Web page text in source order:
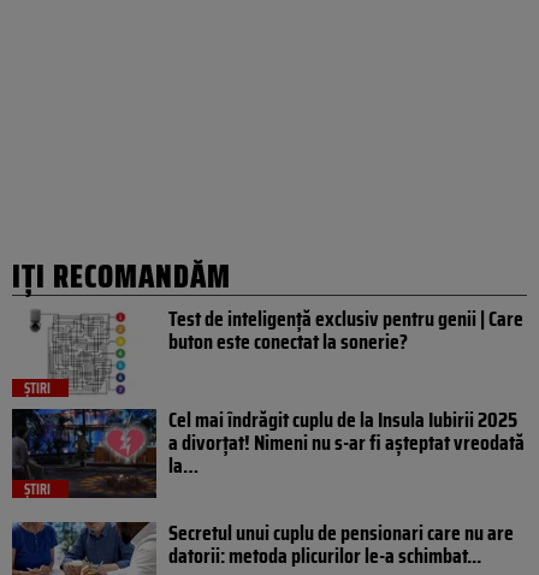
IȚI RECOMANDĂM
ȘTIRI
Test de inteligență exclusiv pentru genii | Care
buton este conectat la sonerie?
ȘTIRI
Cel mai îndrăgit cuplu de la Insula Iubirii 2025
a divorțat! Nimeni nu s-ar fi așteptat vreodată
la…
Secretul unui cuplu de pensionari care nu are
datorii: metoda plicurilor le-a schimbat...